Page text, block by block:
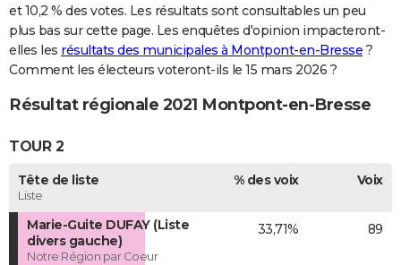
et 10,2 % des votes. Les résultats sont consultables un peu
plus bas sur cette page. Les enquêtes d'opinion impacteront-
elles les résultats des municipales à Montpont-en-Bresse ?
Comment les électeurs voteront-ils le 15 mars 2026 ?
Résultat régionale 2021 Montpont-en-Bresse
TOUR 2
Tête de liste
Liste
% des voix Voix
Marie-Guite DUFAY (Liste
divers gauche)
Notre Région par Coeur
33,71% 89